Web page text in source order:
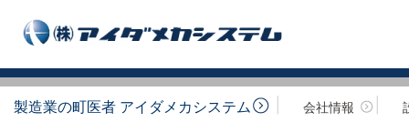
製造業の町医者 アイダメカシステム 会社情報